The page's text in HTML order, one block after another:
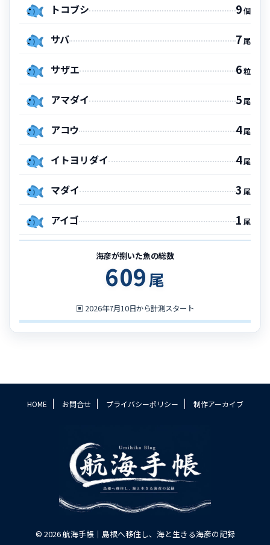
トコブシ 9個
サバ 7尾
サザエ 6粒
アマダイ 5尾
アコウ 4尾
イトヨリダイ 4尾
マダイ 3 尾
アイゴ 1 尾
海彦が捌いた魚の総数
609尾
▣ 2026年7月10日から計測スタート
HOME お問合せ プライバシーポリシー 制作アーカイブ
© 2026 航海手帳｜島根へ移住し、海と生きる海彦の記録